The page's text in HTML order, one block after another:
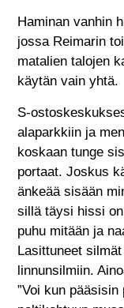
Haminan vanhin
jossa Reimarin
matalien talojen
käytän vain yhtä.
S-
alaparkkiin ja
koskaan tunge
portaat. Joskus
änkeää sisään
sillä täysi hissi
puhu mitään ja
Lasittuneet
linnunsilmiin.
”Voi kun